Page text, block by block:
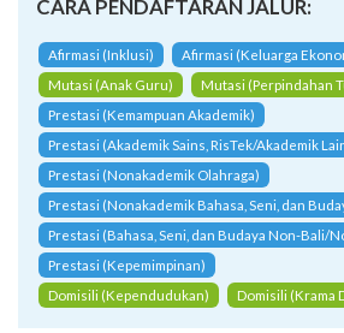
CARA PENDAFTARAN JALUR:
Afirmasi (Inklusi)
Afirmasi (Keluarga
Mutasi (Anak Guru)
Mutasi (Perpindahan
Prestasi (Kemampuan Akademik)
Prestasi (Akademik Sains, RisTek/Akademik
Prestasi (Nonakademik Olahraga)
Prestasi (Nonakademik Bahasa, Seni, dan
Prestasi (Bahasa, Seni, dan Budaya Non-Bali/
Prestasi (Kepemimpinan)
Domisili (Kependudukan)
Domisili (Krama